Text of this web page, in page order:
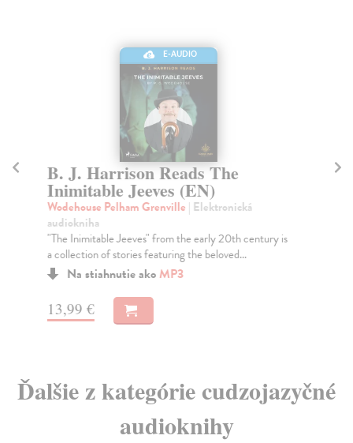
E-AUDIO
B. J. Harrison Reads The
Inimitable Jeeves (EN)
Wodehouse Pelham Grenville | Elektronická
audiokniha
"The Inimitable Jeeves" from the early 20th century is
a collection of stories featuring the beloved...
Na stiahnutie akoMP3
13,99 €
Ďalšie z kategórie cudzojazyčné
audioknihy